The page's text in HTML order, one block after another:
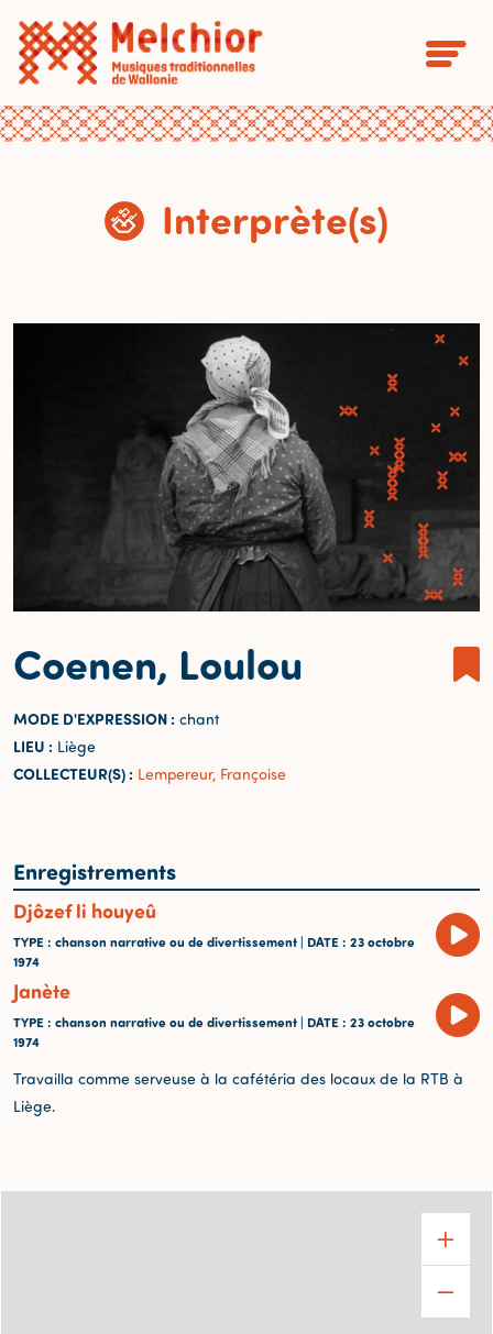
Interprète(s)
Coenen, Loulou
MODE D'EXPRESSION : chant
LIEU : Liège
COLLECTEUR(S) : Lempereur, Françoise
Enregistrements
Djôzef li houyeû
TYPE : chanson narrative ou de divertissement | DATE : 23 octobre
1974
Janète
TYPE : chanson narrative ou de divertissement | DATE : 23 octobre
1974
Travailla comme serveuse à la cafétéria des locaux de la RTB à
Liège.